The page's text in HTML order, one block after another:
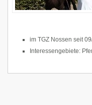
im TGZ Nossen seit
Interessengebiete: